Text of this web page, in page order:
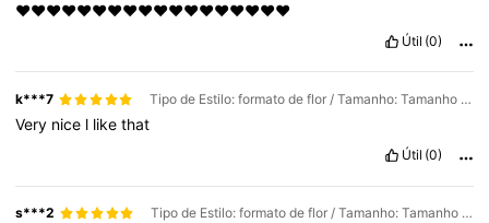
♥️♥️♥️♥️♥️♥️♥️♥️♥️♥️♥️♥️♥️♥️♥️♥️♥️♥️
Útil (0)
k***7 Tipo de Estilo: formato de flor / Tamanho: Tamanho Único
Very nice l likethat
Útil (0)
s***2 Tipo de Estilo: formato de flor / Tamanho: Tamanho Único